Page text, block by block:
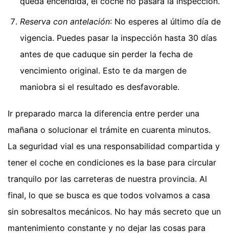
Reserva con antelación: No esperes al último día de
vigencia. Puedes pasar la inspección hasta 30 días
antes de que caduque sin perder la fecha de
vencimiento original. Esto te da margen de
maniobra si el resultado es desfavorable.
Ir preparado marca la diferencia entre perder una
mañana o solucionar el trámite en cuarenta minutos.
La seguridad vial es una responsabilidad compartida y
tener el coche en condiciones es la base para circular
tranquilo por las carreteras de nuestra provincia. Al
final, lo que se busca es que todos volvamos a casa
sin sobresaltos mecánicos. No hay más secreto que un
mantenimiento constante y no dejar las cosas para